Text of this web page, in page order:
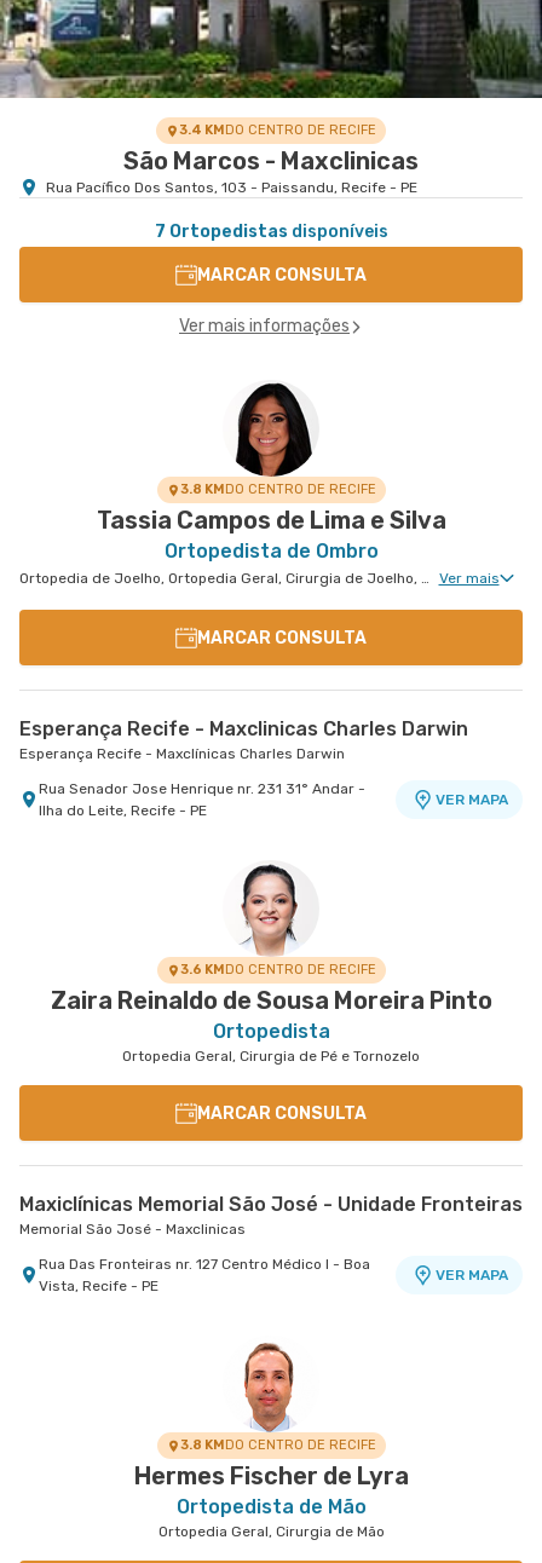
3.4 KMDO CENTRO DE RECIFE
São Marcos - Maxclinicas
Rua Pacífico Dos Santos, 103 - Paissandu, Recife - PE
7 Ortopedistas disponíveis
MARCAR CONSULTA
Ver mais informações
3.8 KMDO CENTRO DE RECIFE
Tassia Campos de Lima e Silva
Ortopedista de Ombro
Ortopedia de Joelho, Ortopedia Geral, Cirurgia de Joelho, Medicina Esportiva Clinica, Ortopedia de Punho, Ortopedia de Cotovelo, Cirurgia de Ombro Ver mais
MARCAR CONSULTA
Esperança Recife - Maxclinicas Charles Darwin
Esperança Recife - Maxclínicas Charles Darwin
Rua Senador Jose Henrique nr. 231 31° Andar -
Ilha do Leite, Recife - PE
VER MAPA
3.6 KMDO CENTRO DE RECIFE
Zaira Reinaldo de Sousa Moreira Pinto
Ortopedista
Ortopedia Geral, Cirurgia de Pé e Tornozelo
MARCAR CONSULTA
Maxiclínicas Memorial São José - Unidade Fronteiras
Memorial São José - Maxclinicas
Rua Das Fronteiras nr. 127 Centro Médico I - Boa
Vista, Recife - PE
VER MAPA
3.8 KMDO CENTRO DE RECIFE
Hermes Fischer de Lyra
Ortopedista de Mão
Ortopedia Geral, Cirurgia de Mão